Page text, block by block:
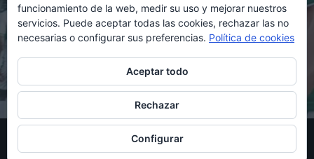
información del Elche C.F.
Contacto en:diario@franjiverde.com
© Copyright 2021 - Gestión y diseño por Rubén Maestre
Política de cookies Política de privacidad
funcionamiento de la web, medir su uso y mejorar nuestros
servicios. Puede aceptar todas las cookies, rechazar las no
necesarias o configurar sus preferencias. Política de cookies
Aceptar todo
Rechazar
Configurar